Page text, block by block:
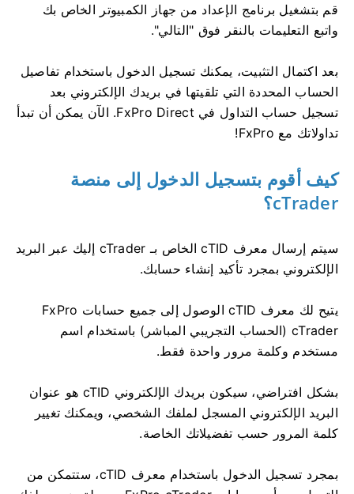
قم بتشغيل برنامج الإعداد من جهاز الكمبيوتر الخاص بك
واتبع التعليمات بالنقر فوق "التالي".
بعد اكتمال التثبيت، يمكنك تسجيل الدخول باستخدام تفاصيل
الحساب المحددة التي تلقيتها في بريدك الإلكتروني بعد
تسجيل حساب التداول في FxPro Direct. الآن يمكن أن تبدأ
تداولاتك مع FxPro!
كيف أقوم بتسجيل الدخول إلى منصة
cTrader؟
سيتم إرسال معرف cTID الخاص بـ cTrader إليك عبر البريد
الإلكتروني بمجرد تأكيد إنشاء حسابك.
يتيح لك معرف cTID الوصول إلى جميع حسابات FxPro
cTrader (الحساب التجريبي المباشر) باستخدام اسم
مستخدم وكلمة مرور واحدة فقط.
بشكل افتراضي، سيكون بريدك الإلكتروني cTID هو عنوان
البريد الإلكتروني المسجل لملفك الشخصي، ويمكنك تغيير
كلمة المرور حسب تفضيلاتك الخاصة.
بمجرد تسجيل الدخول باستخدام معرف cTID، ستتمكن من